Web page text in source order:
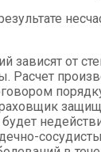
зависят от
Расчет